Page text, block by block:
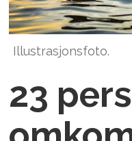
Illustrasjonsfoto.
23